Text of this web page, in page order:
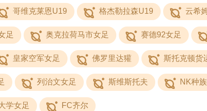
哥维克莱恩U19 格杰勒拉森U19 云希
足 奥克拉荷马市女足 赛德92女足
皇家空军女足 佛罗里达獾 斯托克顿货
列治文女足 斯维斯托夫 NK种族
学女足 FC齐尔